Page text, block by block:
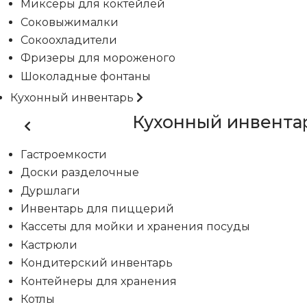
Миксеры для коктейлей
Соковыжималки
Сокоохладители
Фризеры для мороженого
Шоколадные фонтаны
Кухонный инвентарь
Кухонный
Гастроемкости
Доски разделочные
Дуршлаги
Инвентарь для пиццерий
Кассеты для мойки и хранения посуды
Кастрюли
Кондитерский инвентарь
Контейнеры для хранения
Котлы